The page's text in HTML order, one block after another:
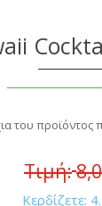
του
Τιμή:
Κερδίζετε: